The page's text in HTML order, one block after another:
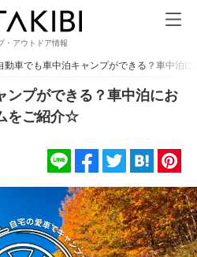
・アウトドア情報
動車でも車中泊キャンプができる？車中泊
ンプができる？車中泊にお
をご紹介☆